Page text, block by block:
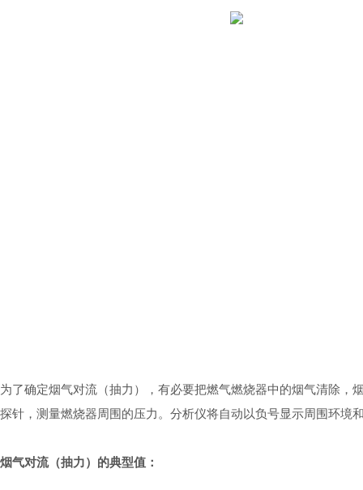
为了确定烟气对流（抽力），有必要把燃气燃烧器中的烟气清除
探针，测量燃烧器周围的压力。分析仪将自动以负号显示周围环
烟气对流（抽力）的典型值：